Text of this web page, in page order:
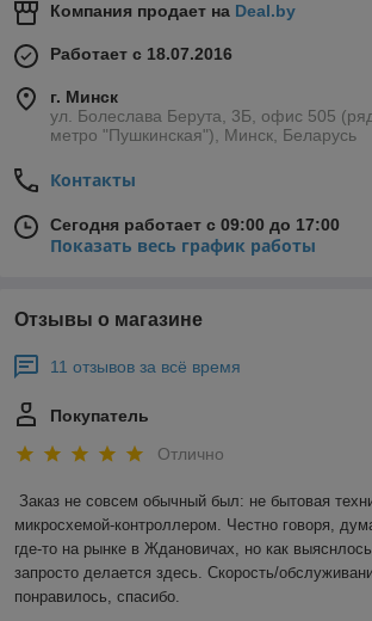
Компания продает на Deal.by
Работает с 18.07.2016
г. Минск
ул. Болеслава Берута, 3Б, офис 505
метро "Пушкинская"), Минск, Беларусь
Контакты
Сегодня работает с 09:00 до 17:00
Показать весь график работы
Отзывы о магазине
11 отзывов за всё время
Покупатель
Отлично
Заказ не совсем обычный был: не бытовая
микросхемой-контроллером. Честно говоря,
где-то на рынке в Ждановичах, но как
запросто делается здесь. Скорость/
понравилось, спасибо.